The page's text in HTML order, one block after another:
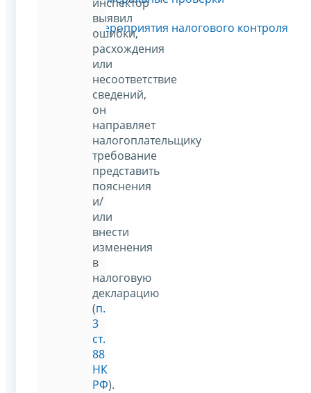
выявил
ошибки,
расхождения
или
несоответствие
сведений,
он
направляет
налогоплательщику
требование
представить
пояснения
и/
или
внести
изменения
в
налоговую
декларацию
(п.
3
ст.
88
НК
РФ).
Мероприятия налогового контроля